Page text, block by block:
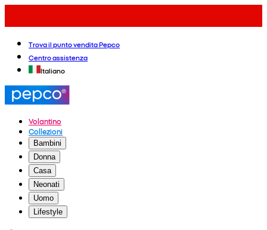
Trova il punto vendita Pepco
Centro assistenza
Italiano
Volantino
Collezioni
Bambini
Donna
Casa
Neonati
Uomo
Lifestyle